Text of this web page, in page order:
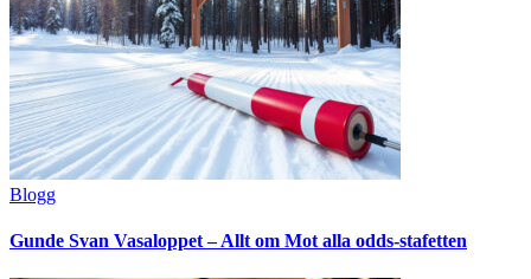
Blogg
Gunde Svan Vasaloppet – Allt om Mot alla odds-stafetten